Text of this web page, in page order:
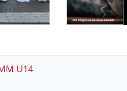
U14